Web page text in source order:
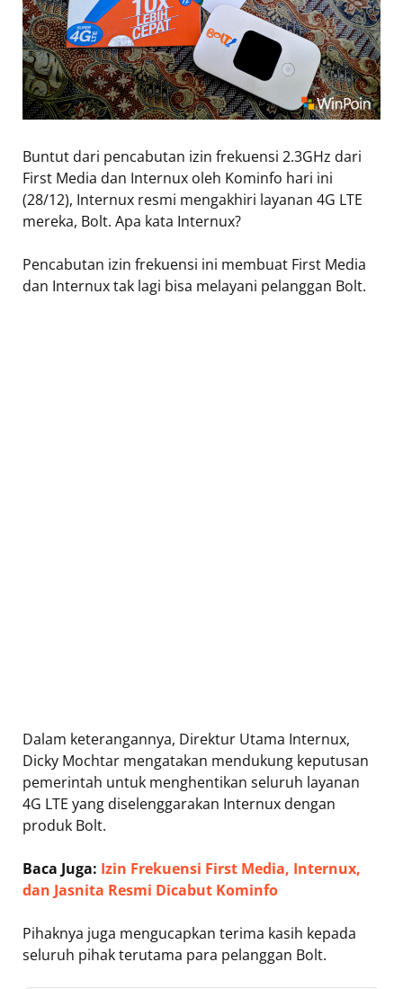
Buntut dari pencabutan izin frekuensi 2.3GHz dari
First Media dan Internux oleh Kominfo hari ini
(28/12), Internux resmi mengakhiri layanan 4G LTE
mereka, Bolt. Apa kata Internux?
Pencabutan izin frekuensi ini membuat First Media
dan Internux tak lagi bisa melayani pelanggan Bolt.
Dalam keterangannya, Direktur Utama Internux,
Dicky Mochtar mengatakan mendukung keputusan
pemerintah untuk menghentikan seluruh layanan
4G LTE yang diselenggarakan Internux dengan
produk Bolt.
Baca Juga: Izin Frekuensi First Media, Internux,
dan Jasnita Resmi Dicabut Kominfo
Pihaknya juga mengucapkan terima kasih kepada
seluruh pihak terutama para pelanggan Bolt.